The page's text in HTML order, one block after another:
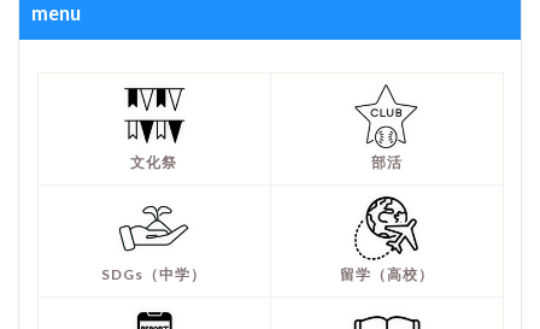
menu
文化祭 部活
SDGs（中学） 留学（高校）